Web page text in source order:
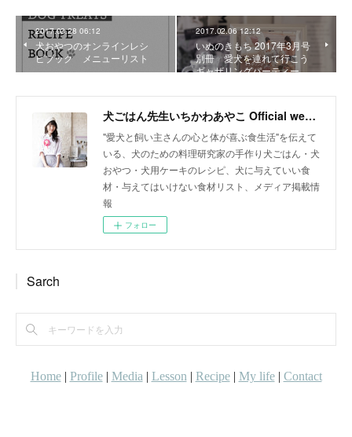
2017.03.28 06:12
犬おやつのオンラインレシ
ピブック メニューリスト
2017.02.06 12:12
いぬのきもち 2017年3月号
別冊 愛犬を連れて行こう
ギャザリングパーティー…
犬ごはん先生いちかわあやこ Official web site
"愛犬と飼い主さんの心と体が喜ぶ食生活"を伝えて
いる、犬のための料理研究家の手作り犬ごはん・犬
おやつ・犬用ケーキのレシピ、犬に与えていい食
材・与えてはいけない食材リスト、メディア掲載情
報
フォロー
Sarch